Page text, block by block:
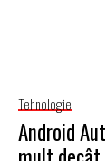
Tehnologie
Android